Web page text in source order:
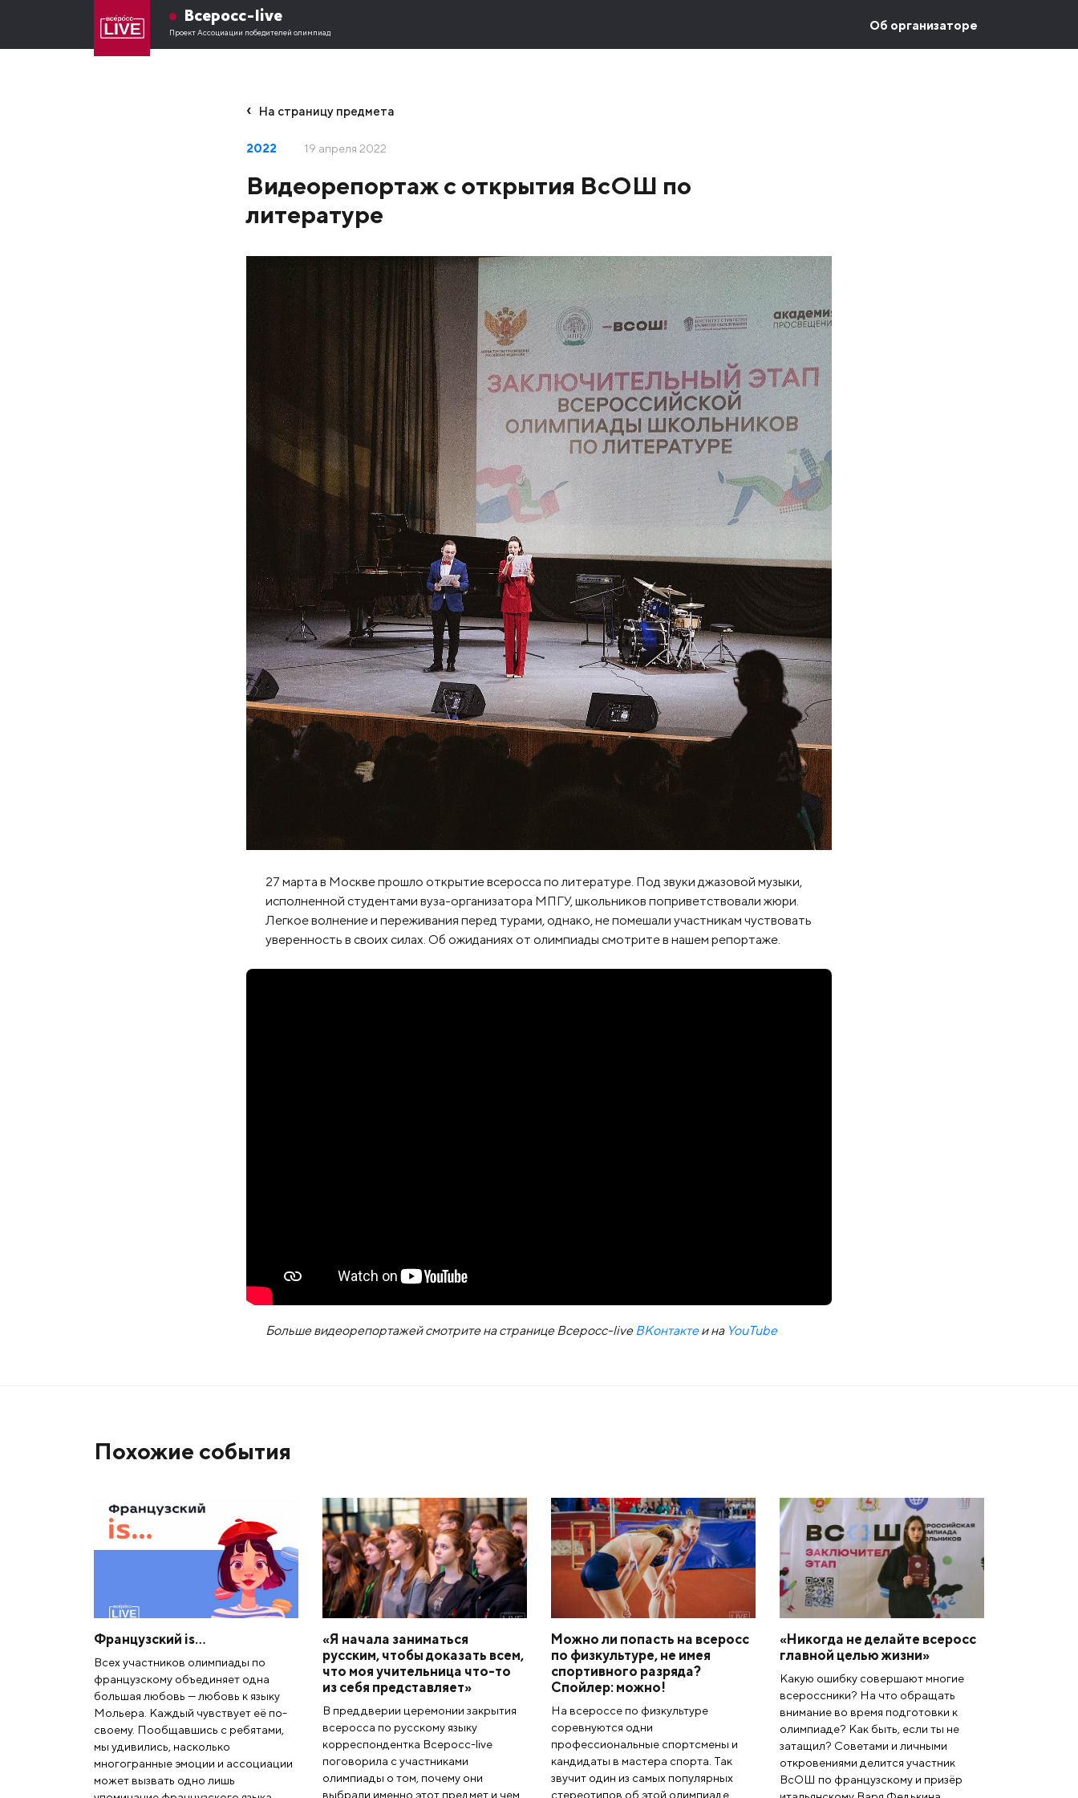
Всеросс-live
Проект Ассоциации победителей олимпиад
Об организаторе
На страницу предмета
2022 19 апреля 2022
Видеорепортаж с открытия ВсОШ по
литературе
27 марта в Москве прошло открытие всеросса по литературе. Под звуки джазовой музыки,
исполненной студентами вуза-организатора МПГУ, школьников поприветствовали жюри.
Легкое волнение и переживания перед турами, однако, не помешали участникам чуствовать
уверенность в своих силах. Об ожиданиях от олимпиады смотрите в нашем репортаже.
Больше видеорепортажей смотрите на странице Всеросс-liveВКонтактеи на YouTube
Похожие события
Французский is…
Всех участников олимпиады по
французскому объединяет одна
большая любовь — любовь к языку
Мольера. Каждый чувствует её по-
своему. Пообщавшись с ребятами,
мы удивились, насколько
многогранные эмоции и ассоциации
может вызвать одно лишь
«Я начала заниматься
русским, чтобы доказать всем,
что моя учительница что-то
из себя представляет»
В преддверии церемонии закрытия
всеросса по русскому языку
корреспондентка Всеросс-live
поговорила с участниками
олимпиады о том, почему они
выбрали именно этот предмет и чем
Можно ли попасть на всеросс
по физкультуре, не имея
спортивного разряда?
Спойлер: можно!
На всероссе по физкультуре
соревнуются одни
профессиональные спортсмены и
кандидаты в мастера спорта. Так
звучит один из самых популярных
стереотипов об этой олимпиаде.
«Никогда не делайте всеросс
главной целью жизни»
Какую ошибку совершают многие
всероссники? На что обращать
внимание во время подготовки к
олимпиаде? Как быть, если ты не
затащил? Советами и личными
откровениями делится участник
ВсОШ по французскому и призёр